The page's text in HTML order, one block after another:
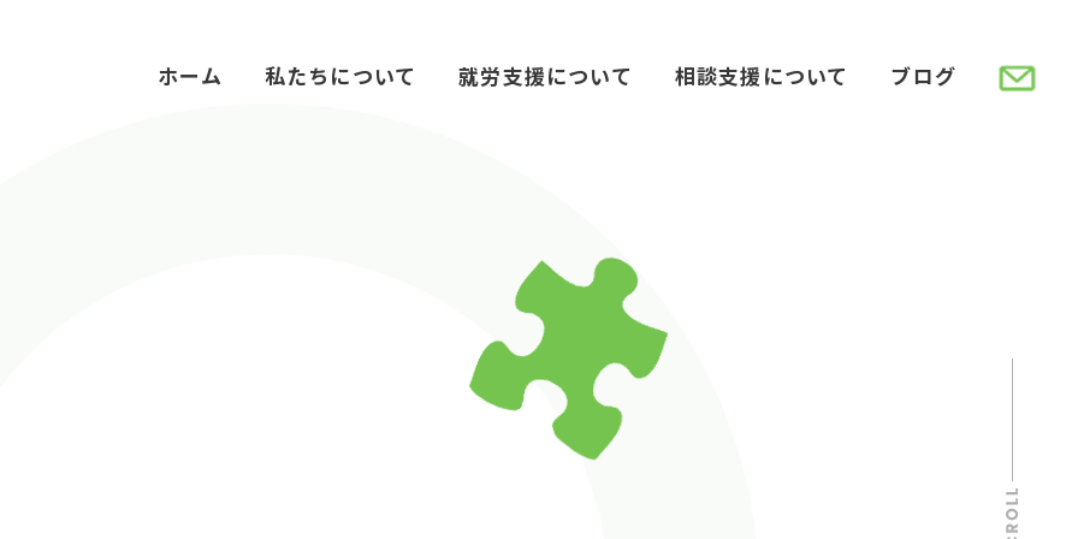
ホーム 私たちについて 就労支援について 相談支援について ブログ